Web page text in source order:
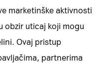
marketinške aktivnosti
obzir uticaj koji mogu
Ovaj pristup
partnerima